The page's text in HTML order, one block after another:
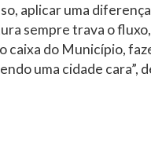
aplicar uma
sempre trava o
caixa do Município,
uma cidade cara”,